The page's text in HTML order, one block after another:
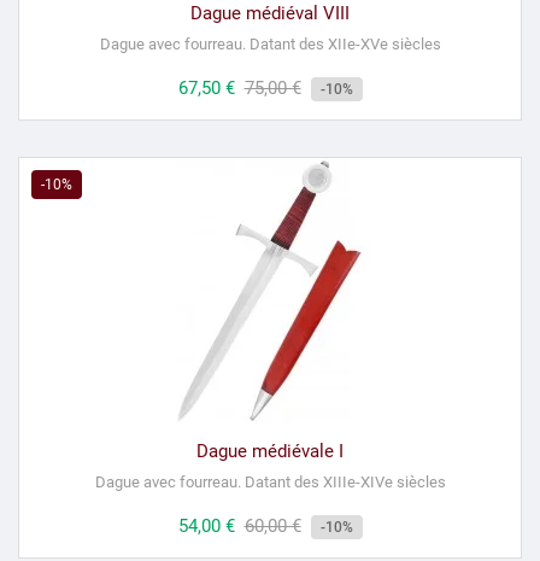
Dague médiéval VIII
Dague avec fourreau. Datant des XIIe-XVe siècles
Prix
67,50 € Prix
75,00 € -10%
-10%
Dague médiévale I
Dague avec fourreau. Datant des XIIIe-XIVe siècles
Prix
54,00 € Prix
60,00 € -10%